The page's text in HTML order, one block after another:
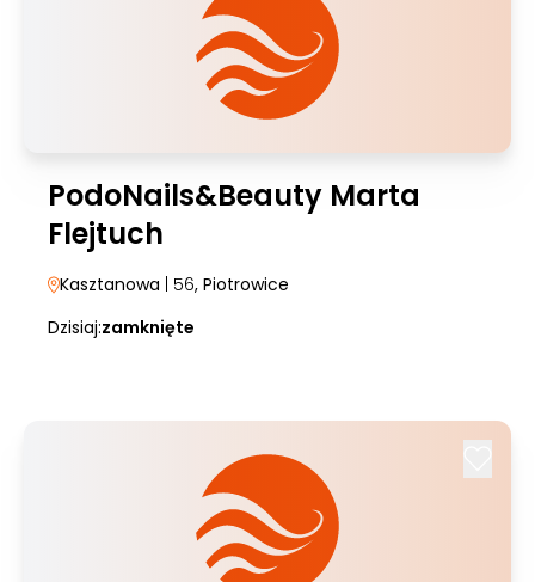
PodoNails&Beauty Marta
Flejtuch
Kasztanowa | 56, Piotrowice
Dzisiaj:zamknięte